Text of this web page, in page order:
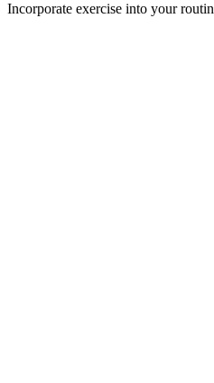
Incorporate exercise into your